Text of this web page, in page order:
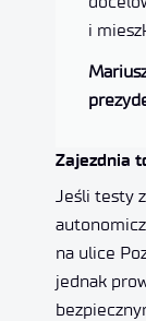
i
Zajezdnia
Jeśli testy
na ulice
jednak